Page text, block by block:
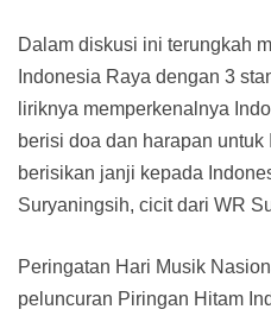
Dalam diskusi ini terungkah
Indonesia Raya dengan 3
liriknya memperkenalnya
berisi doa dan harapan
berisikan janji kepada
Suryaningsih, cicit dari WR
Peringatan Hari Musik
peluncuran Piringan Hitam